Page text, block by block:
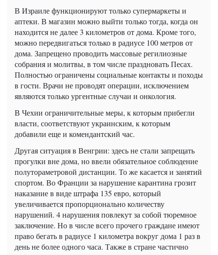
В Израиле функционируют только супермаркеты и
аптеки. В магазин можно выйти только тогда, когда он
находится не далее 3 километров от дома. Кроме того,
можно передвигаться только в радиусе 100 метров от
дома. Запрещено проводить массовые регилиозные
собрания и молитвы, в том числе праздновать Песах.
Полностью ограничены социальные контакты и походы
в гости. Врачи не проводят операции, исключением
являются только ургентные случаи и онкология.
В Чехии ограничительные меры, к которым прибегли
власти, соответствуют украинским, к которым
добавили еще и комендантский час.
Другая ситуация в Венгрии: здесь не стали запрещать
прогулки вне дома, но ввели обязательное соблюдение
полутораметровой дистанции. То же касается и занятий
спортом. Во Франции за нарушение карантина грозит
наказание в виде штрафа 135 евро, который
увеличивается пропорционально количеству
нарушений. 4 нарушения повлекут за собой тюремное
заключение. Но в числе всего прочего граждане имеют
право бегать в радиусе 1 километра вокруг дома 1 раз в
день не более одного часа. Также в стране частично